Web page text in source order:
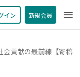
イン 新規会員 menu
貢献の最前線【寄稿